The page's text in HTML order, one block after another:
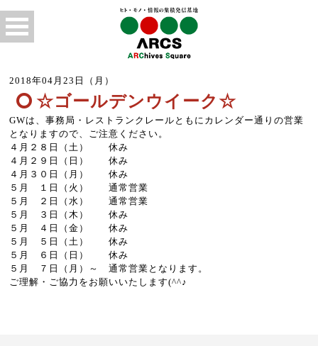
2018年04月23日（月）
☆ゴールデンウイーク☆
GWは、事務局・レストランクレールともにカレンダー通りの営業
となりますので、ご注意ください。
４月２８日（土） 休み
４月２９日（日） 休み
４月３０日（月） 休み
５月 １日（火） 通常営業
５月 ２日（水） 通常営業
５月 ３日（木） 休み
５月 ４日（金） 休み
５月 ５日（土） 休み
５月 ６日（日） 休み
５月 ７日（月）～ 通常営業となります。
ご理解・ご協力をお願いいたします(^^♪